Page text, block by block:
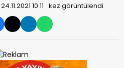
24.11.2021 10:11 kez görüntülendi